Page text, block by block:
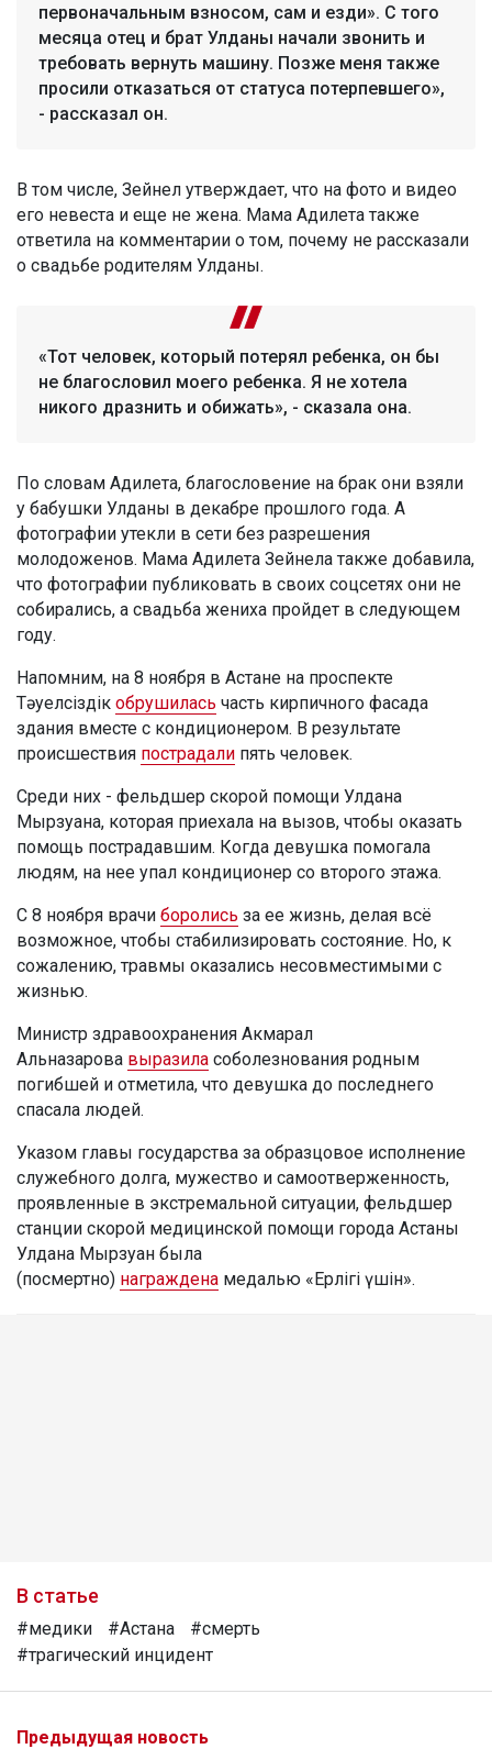
первоначальным взносом, сам и езди». С того
месяца отец и брат Улданы начали звонить и
требовать вернуть машину. Позже меня также
просили отказаться от статуса потерпевшего»,
- рассказал он.
В том числе, Зейнел утверждает, что на фото и видео
его невеста и еще не жена. Мама Адилета также
ответила на комментарии о том, почему не рассказали
о свадьбе родителям Улданы.
«Тот человек, который потерял ребенка, он бы
не благословил моего ребенка. Я не хотела
никого дразнить и обижать», - сказала она.
По словам Адилета, благословение на брак они взяли
у бабушки Улданы в декабре прошлого года. А
фотографии утекли в сети без разрешения
молодоженов. Мама Адилета Зейнела также добавила,
что фотографии публиковать в своих соцсетях они не
собирались, а свадьба жениха пройдет в следующем
году.
Напомним, на 8 ноября в Астане на проспекте
Тәуелсіздік обрушилась часть кирпичного фасада
здания вместе с кондиционером. В результате
происшествия пострадали пять человек.
Среди них - фельдшер скорой помощи Улдана
Мырзуана, которая приехала на вызов, чтобы оказать
помощь пострадавшим. Когда девушка помогала
людям, на нее упал кондиционер со второго этажа.
С 8 ноября врачи боролись за ее жизнь, делая всё
возможное, чтобы стабилизировать состояние. Но, к
сожалению, травмы оказались несовместимыми с
жизнью.
Министр здравоохранения Акмарал
Альназарова выразила соболезнования родным
погибшей и отметила, что девушка до последнего
спасала людей.
Указом главы государства за образцовое исполнение
служебного долга, мужество и самоотверженность,
проявленные в экстремальной ситуации, фельдшер
станции скорой медицинской помощи города Астаны
Улдана Мырзуан была
(посмертно) награждена медалью «Ерлігі үшін».
В статье
#медики #Астана
#смерть
#трагический инцидент
Предыдущая новость